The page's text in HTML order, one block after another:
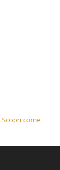
Scopri come